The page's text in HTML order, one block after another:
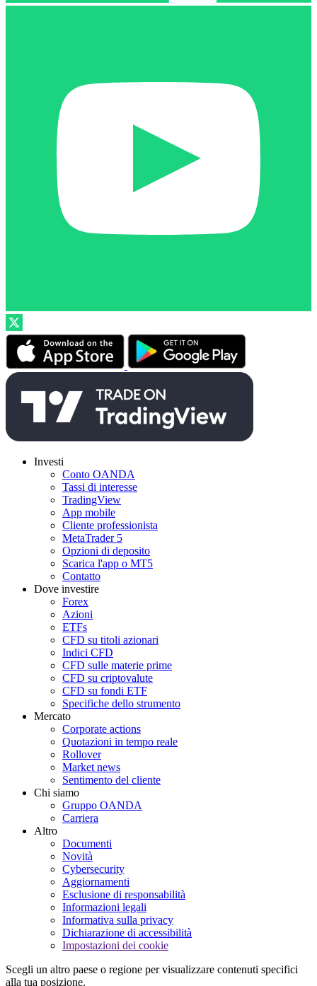
Investi
Conto OANDA
Tassi di interesse
TradingView
App mobile
Cliente professionista
MetaTrader 5
Opzioni di deposito
Scarica l'app o MT5
Contatto
Dove investire
Forex
Azioni
ETFs
CFD su titoli azionari
Indici CFD
CFD sulle materie prime
CFD su criptovalute
CFD su fondi ETF
Specifiche dello strumento
Mercato
Corporate actions
Quotazioni in tempo reale
Rollover
Market news
Sentimento del cliente
Chi siamo
Gruppo OANDA
Carriera
Altro
Documenti
Novità
Cybersecurity
Aggiornamenti
Esclusione di responsabilità
Informazioni legali
Informativa sulla privacy
Dichiarazione di accessibilità
Impostazioni dei cookie
Scegli un altro paese o regione per visualizzare contenuti specifici
alla tua posizione.